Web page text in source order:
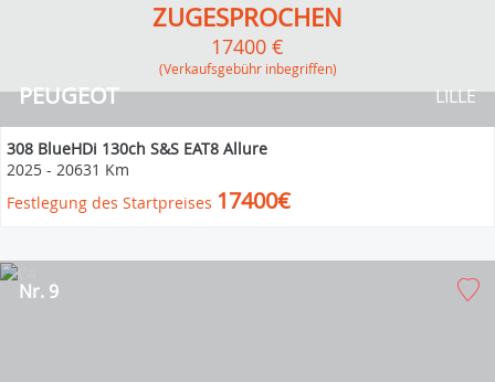
PEUGEOT LILLE
ZUGESPROCHEN
17400 €
(Verkaufsgebühr inbegriffen)
308 BlueHDi 130ch S&S EAT8 Allure
2025 - 20631 Km
Festlegung des Startpreises 17400€
Nr. 9